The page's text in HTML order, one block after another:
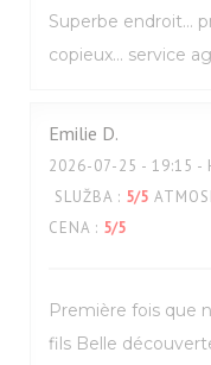
Superbe endroit…
copieux… service
Emilie D
2026-07-25 - 19:15 -
SLUŽBA : 5/5
CENA : 5/5
Première fois que
fils Belle